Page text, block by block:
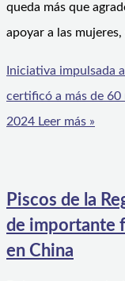
queda más que
apoyar a las
Iniciativa impulsada
certificó a más de 60
2024 Leer más »
Piscos de la
de importante
en China